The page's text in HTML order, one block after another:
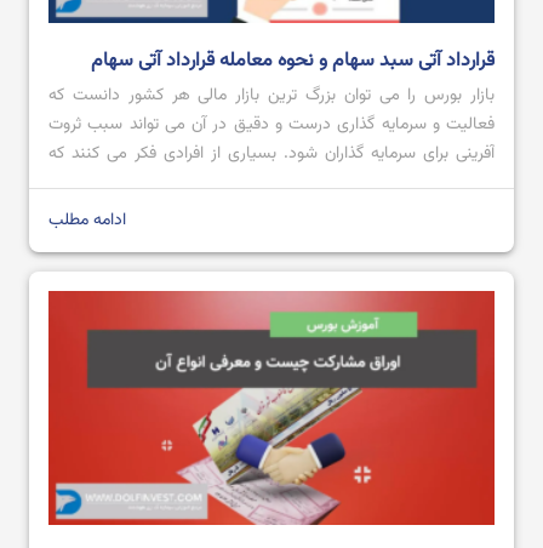
قرارداد آتی سبد سهام و نحوه معامله قرارداد آتی سهام
بازار بورس را می توان بزرگ ترین بازار مالی هر کشور دانست که
فعالیت و سرمایه گذاری درست و دقیق در آن می تواند سبب ثروت
آفرینی برای سرمایه گذاران شود. بسیاری از افرادی فکر می کنند که
صرفا در آموزش بورس می توان به خرید و فروش سهام یا صندوق
ادامه مطلب